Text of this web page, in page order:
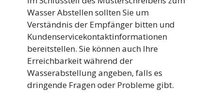
Wasser Abstellen sollten Sie um
Verständnis der Empfänger bitten und
Kundenservicekontaktinformationen
bereitstellen. Sie können auch Ihre
Erreichbarkeit während der
Wasserabstellung angeben, falls es
dringende Fragen oder Probleme gibt.